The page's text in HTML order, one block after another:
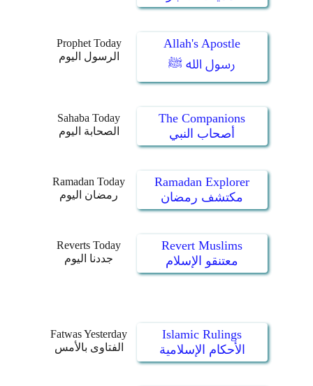
Prophet Today
الرسول اليوم
Allah's Apostle
رسول الله ﷺ
Sahaba Today
الصحابة اليوم
The Companions
أصحاب النبي
Ramadan Today
رمضان اليوم
Ramadan Explorer
مكتشف رمضان
Reverts Today
جددنا اليوم
Revert Muslims
معتنقو الإسلام
Fatwas Yesterday
الفتاوى بالأمس
Islamic Rulings
الأحكام الإسلامية